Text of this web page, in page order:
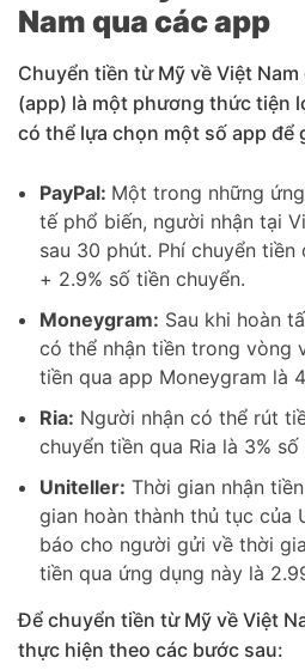
Nam qua các app
Chuyển tiền từ Mỹ về Việt
(app) là một phương thức tiện
có thể lựa chọn một số app để
PayPal: Một trong những
tế phổ biến, người nhận tại
sau 30 phút. Phí chuyển tiền
+ 2.9% số tiền chuyển.
Moneygram: Sau khi hoàn
có thể nhận tiền trong vòng
tiền qua app Moneygram là
Ria: Người nhận có thể rút
chuyển tiền qua Ria là 3%
Uniteller: Thời gian nhận
gian hoàn thành thủ tục của
báo cho người gửi về thời
tiền qua ứng dụng này là
Để chuyển tiền từ Mỹ về Việt
thực hiện theo các bước sau: